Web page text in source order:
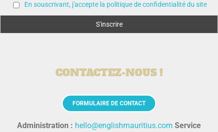
En souscrivant, j'accepte la politique de confidentialité du site
CONTACTEZ-NOUS !
FORMULAIRE DE CONTACT
Administration : hello@englishmauritius.com Service